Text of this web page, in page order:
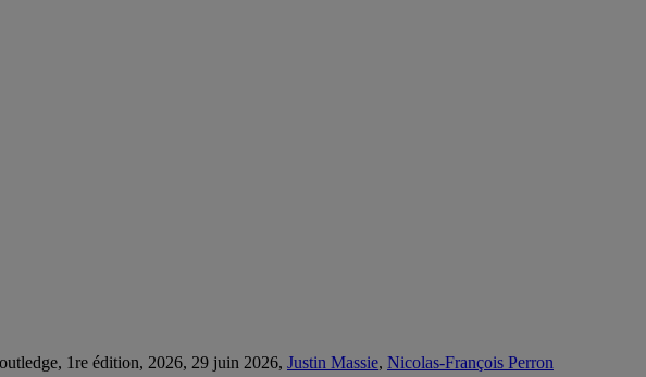
1re édition, 2026, 29 juin 2026, Justin Massie, Nicolas-François Perron